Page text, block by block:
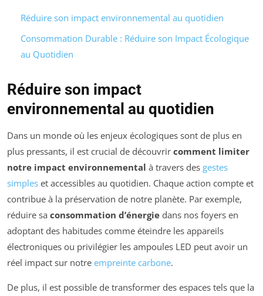
Réduire son impact environnemental au quotidien
Consommation Durable : Réduire son Impact Écologique
au Quotidien
Réduire son impact
environnemental au quotidien
Dans un monde où les enjeux écologiques sont de plus en
plus pressants, il est crucial de découvrir comment limiter
notre impact environnemental à travers des gestes
simples et accessibles au quotidien. Chaque action compte et
contribue à la préservation de notre planète. Par exemple,
réduire sa consommation d’énergie dans nos foyers en
adoptant des habitudes comme éteindre les appareils
électroniques ou privilégier les ampoules LED peut avoir un
réel impact sur notre empreinte carbone.
De plus, il est possible de transformer des espaces tels que la